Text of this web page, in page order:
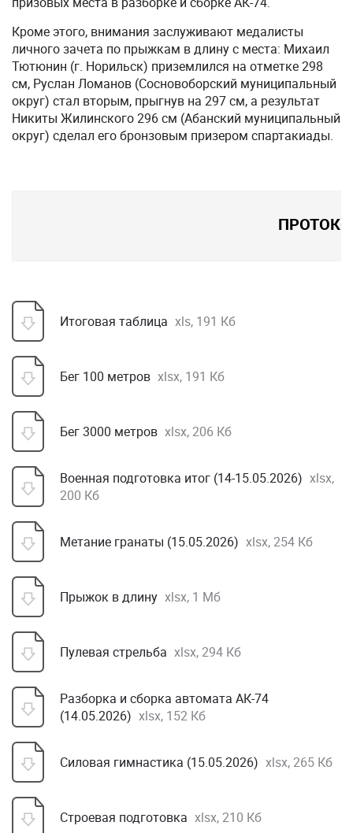
Кроме этого, внимания заслуживают медалисты
личного зачета по прыжкам в длину с места: Михаил
Тютюнин (г. Норильск) приземлился на отметке 298
см, Руслан Ломанов (Сосновоборский муниципальный
округ) стал вторым, прыгнув на 297 см, а результат
Никиты Жилинского 296 см (Абанский муниципальный
округ) сделал его бронзовым призером спартакиады.
Итоговая таблица xls, 191 Кб
Бег 100 метров xlsx, 191 Кб
Бег 3000 метров xlsx, 206 Кб
Военная подготовка итог (14-15.05.2026) xlsx,
200 Кб
Метание гранаты (15.05.2026) xlsx, 254 Кб
Прыжок в длину xlsx, 1 Мб
Пулевая стрельба xlsx, 294 Кб
Разборка и сборка автомата АК-74
(14.05.2026) xlsx, 152 Кб
Силовая гимнастика (15.05.2026) xlsx, 265 Кб
Строевая подготовка xlsx, 210 Кб